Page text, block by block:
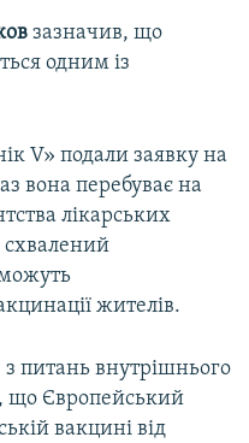
зазначив, що
одним із
V» подали заявку на
вона перебуває на
лікарських
схвалений
жителів.
питань внутрішнього
що Європейський
вакцині від